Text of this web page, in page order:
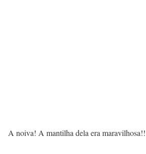
A noiva! A mantilha dela era maravilhosa!!